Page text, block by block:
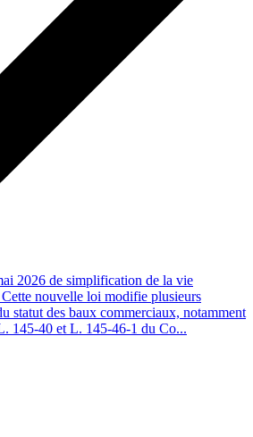
2026 de simplification de la vie
nouvelle loi modifie plusieurs
statut des baux commerciaux, notamment
145-40 et L. 145-46-1 du Co...